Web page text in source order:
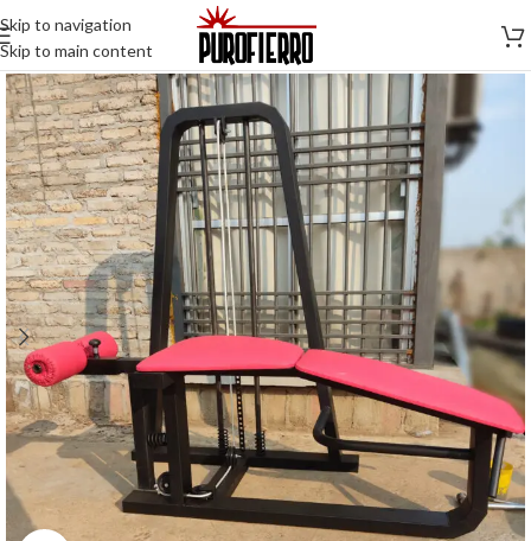
Skip to navigation
Skip to main content